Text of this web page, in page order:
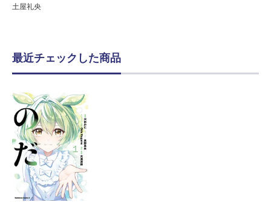
土屋礼央
最近チェックした商品